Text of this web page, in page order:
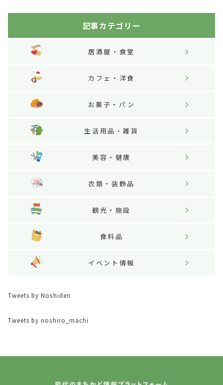
記事カテゴリー
居酒屋・食堂
カフェ・洋食
お菓子・パン
生活用品・雑貨
美容・健康
衣類・装飾品
観光・施設
食料品
イベント情報
Tweets by Noshiden
Tweets by noshiro_machi